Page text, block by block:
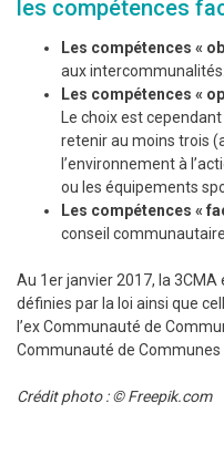
les compétences
Les compétences «
aux intercommunalités.
Les compétences «
Le choix est
retenir au moins trois
l’environnement à
ou les équipements
Les compétences «
conseil communautaire.
Au 1er janvier 2017, la
définies par la loi ainsi que
l’ex Communauté de
Communauté de Communes
Crédit photo : © Freepik.com